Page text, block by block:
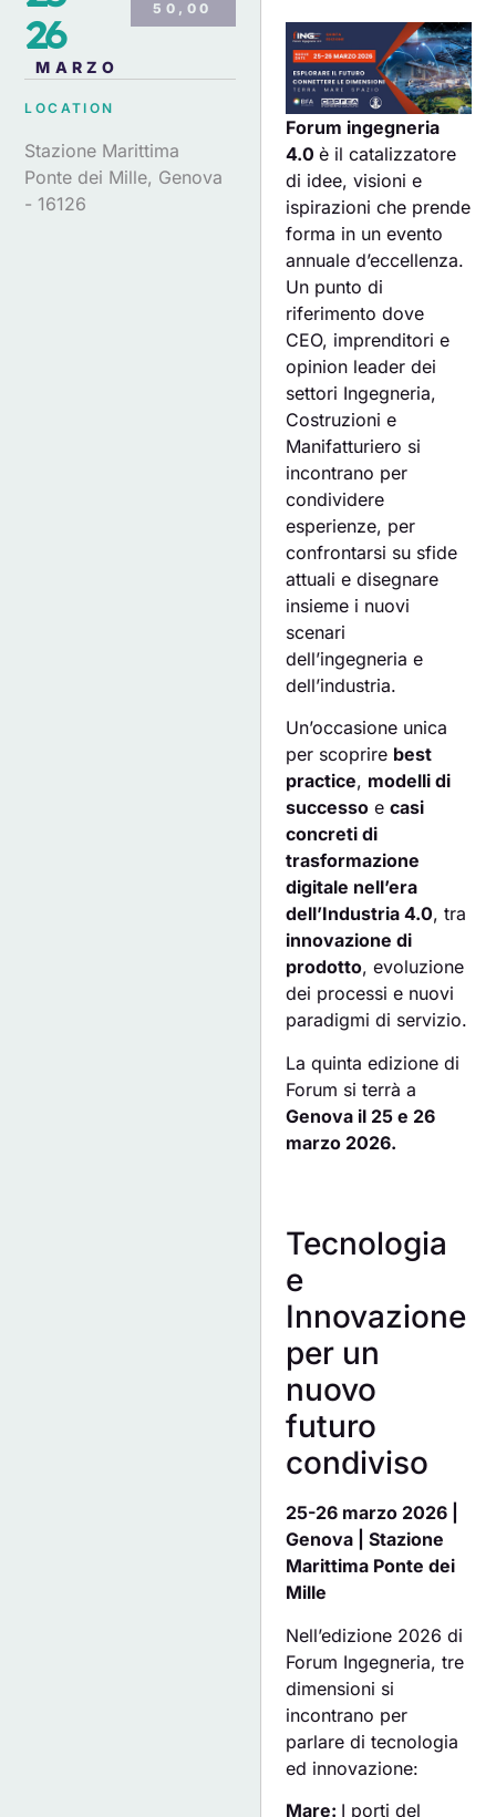
26
MARZO
50,00
LOCATION
Stazione Marittima
Ponte dei Mille, Genova
- 16126
Forum ingegneria
4.0è il catalizzatore
di idee, visioni e
ispirazioni che prende
forma in un evento
annuale d’eccellenza.
Un punto di
riferimento dove
CEO, imprenditori e
opinion leader dei
settori Ingegneria,
Costruzioni e
Manifatturiero si
incontrano per
condividere
esperienze, per
confrontarsi su sfide
attuali e disegnare
insieme i nuovi
scenari
dell’ingegneria e
dell’industria.
Un’occasione unica
per scoprire best
practice, modelli di
successo ecasi
concreti di
trasformazione
digitale nell’era
dell’Industria 4.0, tra
innovazione di
prodotto, evoluzione
dei processi e nuovi
paradigmi di servizio.
La quinta edizione di
Forum si terrà a
Genova il 25 e 26
marzo 2026.
Tecnologia
e
Innovazione
per un
nuovo
futuro
condiviso
25-26 marzo 2026 |
Genova | Stazione
Marittima Ponte dei
Mille
Nell’edizione 2026 di
Forum Ingegneria, tre
dimensioni si
incontrano per
parlare di tecnologia
ed innovazione:
Mare: I porti del